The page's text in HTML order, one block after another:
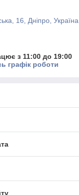
16, Дніпро, Україна
з 11:00 до 19:00
графік роботи